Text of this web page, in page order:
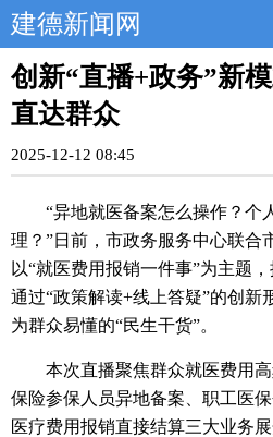
建德新闻网
创新“直播+政务”新
直达群众
2025-12-12 08:45
“异地就医备案怎么操作？个
理？”日前，市政务服务中心联合
以“就医费用报销一件事”为主题
通过“政策解读+线上答疑”的创新
为群众易懂的“民生干货”。
本次直播聚焦群众就医费用
保险参保人员异地备案、职工医
医疗费用报销直接结算三大业务